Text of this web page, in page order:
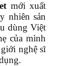
mới xuất
nhiên sản
dùng Việt
của mình
nghệ sĩ